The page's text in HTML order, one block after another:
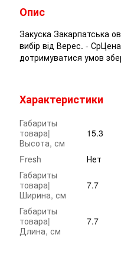
Опис
Закуска Закарпатська
вибір від Верес. -
дотримуватися умов
Характеристики
Габариты
товара|
Высота, см
15.3
Fresh
Нет
Габариты
товара|
Ширина, см
7.7
Габариты
товара|
Длина, см
7.7